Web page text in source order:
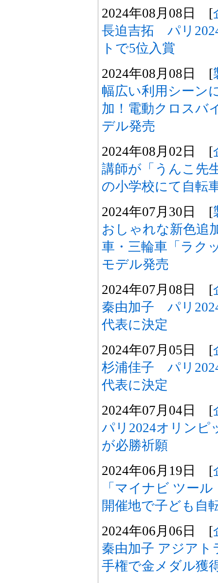
2024年08月08日 [
長迫吉拓 パリ
トで5位入賞
2024年08月08日 [
幅広い利用シーン
加！電動クロスバ
デル発売
2024年08月02日 [
講師が「うんこ先
の小学校にて自転
2024年07月30日 [
おしゃれな新色追
車・三輪車「ラク
モデル発売
2024年07月08日 [
秦由加子 パリ
代表に決定
2024年07月05日 [
杉浦佳子 パリ
代表に決定
2024年07月04日 [
パリ2024オリンピ
が必勝祈願
2024年06月19日 [
「マイナビ ツー
開催地で子ども自
2024年06月06日 [
秦由加子 アジア
手権で金メダル獲